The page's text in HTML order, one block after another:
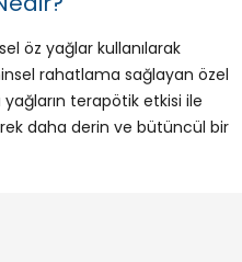
öz yağlar kullanılarak
rahatlama sağlayan özel
terapötik etkisi ile
daha derin ve bütüncül bir